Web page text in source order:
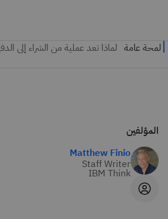
المؤلفين
Matthew Finio
Staff Writer
IBM Think